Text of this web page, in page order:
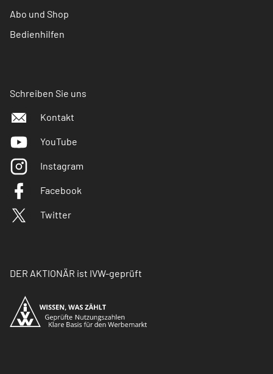
Abo und Shop
Bedienhilfen
Schreiben Sie uns
Kontakt
YouTube
Instagram
Facebook
Twitter
DER AKTIONÄR ist IVW-geprüft